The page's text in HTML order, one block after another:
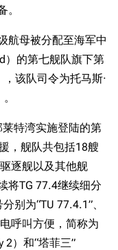
航母被分配至海军中
）的第七舰队旗下第
该队司令为托马斯·
特湾实施登陆的第
，舰队共包括18艘
逐舰以及其他舰
将TG 77.4继续细分
别为“TU 77.4.1”、
呼叫方便，简称为
2）和“塔菲三”